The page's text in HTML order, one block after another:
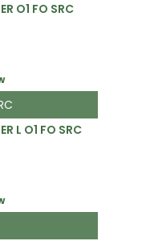
O1 FO SRC
L O1 FO SRC